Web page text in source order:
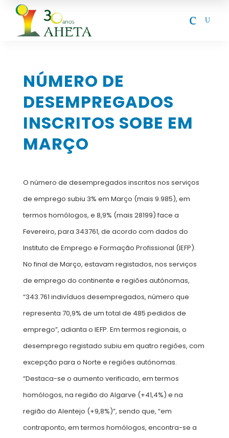
c U
NÚMERO DE
DESEMPREGADOS
INSCRITOS SOBE EM
MARÇO
O número de desempregados inscritos nos serviços
de emprego subiu 3% em Março (mais 9.985), em
termos homólogos, e 8,9% (mais 28199) face a
Fevereiro, para 343761, de acordo com dados do
Instituto de Emprego e Formação Profissional (IEFP).
No final de Março, estavam registados, nos serviços
de emprego do continente e regiões autónomas,
“343.761 indivíduos desempregados, número que
representa 70,9% de um total de 485 pedidos de
emprego”, adianta o IEFP. Em termos regionais, o
desemprego registado subiu em quatro regiões, com
excepção para o Norte e regiões autónomas.
“Destaca-se o aumento verificado, em termos
homólogos, na região do Algarve (+41,4%) e na
região do Alentejo (+9,8%)”, sendo que, “em
contraponto, em termos homólogos, encontra-se a